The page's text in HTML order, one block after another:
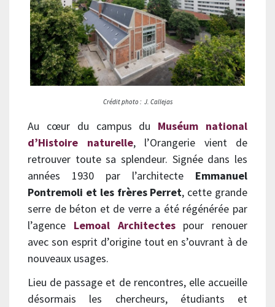
Crédit photo : J. Callejas
Au cœur du campus du Muséum national
d’Histoire naturelle, l’Orangerie vient de
retrouver toute sa splendeur. Signée dans les
années 1930 par l’architecte Emmanuel
Pontremoli et les frères Perret, cette grande
serre de béton et de verre a été régénérée par
l’agence Lemoal Architectespour renouer
avec son esprit d’origine tout en s’ouvrant à de
nouveaux usages.
Lieu de passage et de rencontres, elle accueille
désormais les chercheurs, étudiants et